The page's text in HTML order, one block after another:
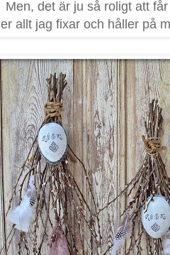
Men, det är ju så roligt att
er allt jag fixar och håller på